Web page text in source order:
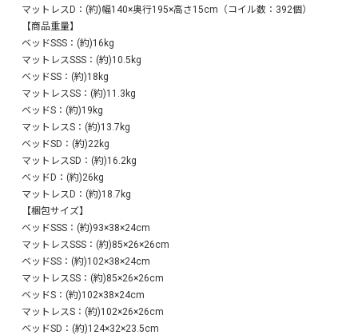
マットレスD：(約)幅140×奥行195×高さ15cm（コイル数：392個）
【商品重量】
ベッドSSS：(約)16kg
マットレスSSS：(約)10.5kg
ベッドSS：(約)18kg
マットレスSS：(約)11.3kg
ベッドS：(約)19kg
マットレスS：(約)13.7kg
ベッドSD：(約)22kg
マットレスSD：(約)16.2kg
ベッドD：(約)26kg
マットレスD：(約)18.7kg
【梱包サイズ】
ベッドSSS：(約)93×38×24cm
マットレスSSS：(約)85×26×26cm
ベッドSS：(約)102×38×24cm
マットレスSS：(約)85×26×26cm
ベッドS：(約)102×38×24cm
マットレスS：(約)102×26×26cm
ベッドSD：(約)124×32×23.5cm